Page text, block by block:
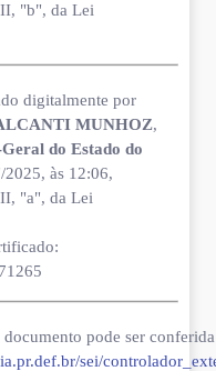
"b", da Lei
digitalmente por
MUNHOZ,
do Estado do
2025, às 12:06,
"a", da Lei
pode ser
sei/